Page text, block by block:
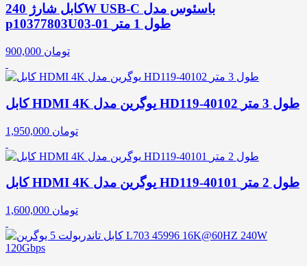
کابل شارژ 240W USB-C باسئوس مدل
p10377803U03-01 طول 1 متر
900,000 تومان
کابل HDMI 4K یوگرین مدل HD119-40102 طول 3 متر
1,950,000 تومان
کابل HDMI 4K یوگرین مدل HD119-40101 طول 2 متر
1,600,000 تومان